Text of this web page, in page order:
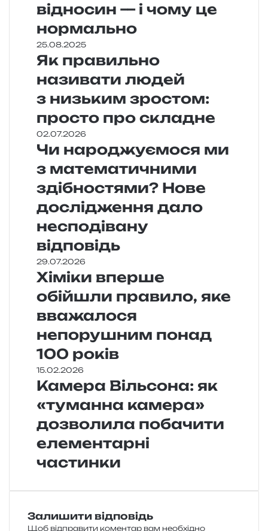
відносин — і чому це
нормально
25.08.2025
Як правильно
називати людей
з низьким зростом:
просто про складне
02.07.2026
Чи народжуємося ми
з математичними
здібностями? Нове
дослідження дало
несподівану
відповідь
29.07.2026
Хіміки вперше
обійшли правило, яке
вважалося
непорушним понад
100 років
15.02.2026
Камера Вільсона: як
«туманна камера»
дозволила побачити
елементарні
частинки
Залишити відповідь
Щоб відправити коментар вам необхідно